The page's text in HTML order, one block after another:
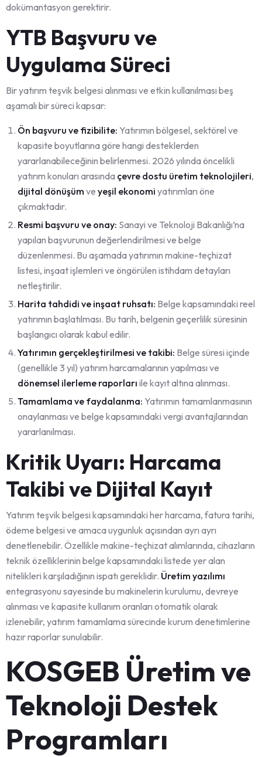
dokümantasyon gerektirir.
YTB Başvuru ve
Uygulama Süreci
Bir yatırım teşvik belgesi alınması ve etkin kullanılması beş
aşamalı bir süreci kapsar:
Ön başvuru ve fizibilite: Yatırımın bölgesel, sektörel ve
kapasite boyutlarına göre hangi desteklerden
yararlanabileceğinin belirlenmesi. 2026 yılında öncelikli
yatırım konuları arasında çevre dostu üretim teknolojileri,
dijital dönüşüm ve yeşil ekonomi yatırımları öne
çıkmaktadır.
Resmi başvuru ve onay: Sanayi ve Teknoloji Bakanlığı’na
yapılan başvurunun değerlendirilmesi ve belge
düzenlenmesi. Bu aşamada yatırımın makine-teçhizat
listesi, inşaat işlemleri ve öngörülen istihdam detayları
netleştirilir.
Harita tahdidi ve inşaat ruhsatı: Belge kapsamındaki reel
yatırımın başlatılması. Bu tarih, belgenin geçerlilik süresinin
başlangıcı olarak kabul edilir.
Yatırımın gerçekleştirilmesi ve takibi: Belge süresi içinde
(genellikle 3 yıl) yatırım harcamalarının yapılması ve
dönemsel ilerleme raporları ile kayıt altına alınması.
Tamamlama ve faydalanma: Yatırımın tamamlanmasının
onaylanması ve belge kapsamındaki vergi avantajlarından
yararlanılması.
Kritik Uyarı: Harcama
Takibi ve Dijital Kayıt
Yatırım teşvik belgesi kapsamındaki her harcama, fatura tarihi,
ödeme belgesi ve amaca uygunluk açısından ayrı ayrı
denetlenebilir. Özellikle makine-teçhizat alımlarında, cihazların
teknik özelliklerinin belge kapsamındaki listede yer alan
nitelikleri karşıladığının ispatı gereklidir. Üretim yazılımı
entegrasyonu sayesinde bu makinelerin kurulumu, devreye
alınması ve kapasite kullanım oranları otomatik olarak
izlenebilir, yatırım tamamlama sürecinde kurum denetimlerine
hazır raporlar sunulabilir.
KOSGEB Üretim ve
Teknoloji Destek
Programları